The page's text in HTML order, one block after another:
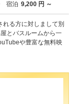
宿泊 9,200 円 ～
れる方に対しまして別
とバスルームから一
や豊富な無料映